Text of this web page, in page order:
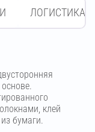
ЛОГИСТИКА
клей
бумаги.